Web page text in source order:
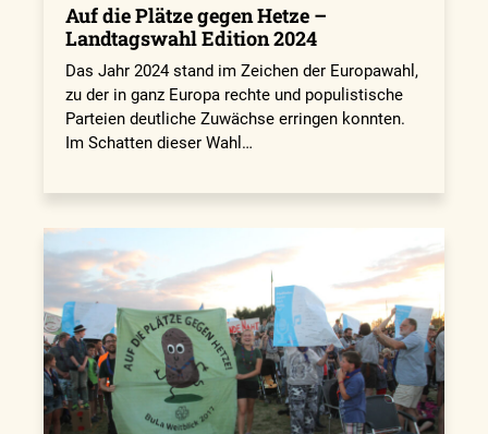
Auf die Plätze gegen Hetze –
Landtagswahl Edition 2024
Das Jahr 2024 stand im Zeichen der Europawahl,
zu der in ganz Europa rechte und populistische
Parteien deutliche Zuwächse erringen konnten.
Im Schatten dieser Wahl…